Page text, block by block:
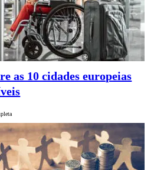
as 10 cidades europeias